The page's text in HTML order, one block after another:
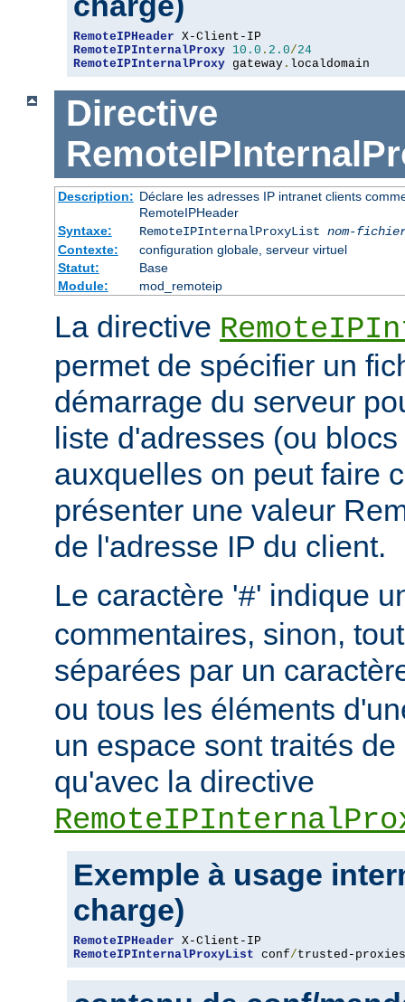
RemoteIPHeader
RemoteIPInternalProxy 10.0 . 2.0/24
RemoteIPInternalProxy gateway . localdomain
Directive
Description: Déclare les adresses IP intranet clients
RemoteIPHeader
Syntaxe:
RemoteIPInternalProxyList nom-
Contexte:
configuration globale, serveur virtuel
Statut:
Base
Module:
mod_remoteip
La directive
permet de spécifier un
démarrage du serveur
liste d'adresses (ou
auxquelles on peut faire
présenter une valeur
de l'adresse IP du client.
Le caractère '#' indique
commentaires, sinon,
séparées par un
ou tous les éléments
un espace sont traités
qu'avec la directive
Exemple à usage
charge)
RemoteIPHeader
RemoteIPInternalProxyList conf/trusted-proxies